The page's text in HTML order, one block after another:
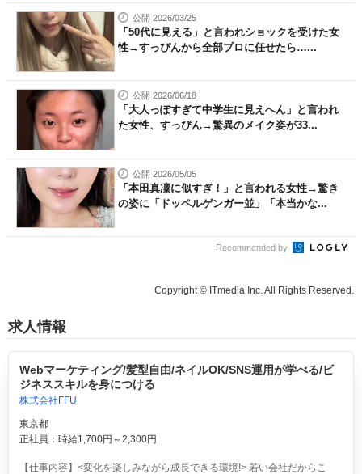
公開 2026/03/25
「50代に見える」と言われショックを受けた女
性→すっぴんから全部プロに任せたら…...
公開 2026/06/18
「大人っぽすぎて中学生に見えへん」と言われ
た女性、すっぴん→驚異のメイク姿が33...
公開 2026/05/05
「本田真凜に似すぎ！」と言われる女性→驚き
の姿に「ドッペルゲンガー並」「本当かな...
Recommended by
Copyright © ITmedia Inc. All Rights Reserved.
求人情報
Webマーケティング/髪型自由/ネイルOK/SNS運用が学べる/ビ
ジネススキルを身につける
株式会社FFU
東京都
正社員：時給1,700円～2,300円
【仕事内容】<変化を楽しみながら成長できる環境!> 若い会社だからこ